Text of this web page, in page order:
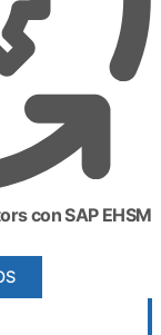
con SAP EHSM